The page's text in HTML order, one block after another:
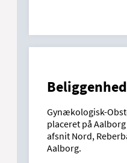
Beliggenhed
Gynækologisk-
placeret på
afsnit Nord,
Aalborg.